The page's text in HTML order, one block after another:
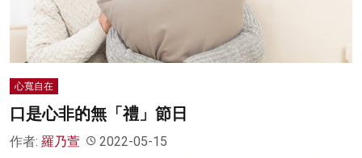
心寬自在
口是心非的無「禮」節日
作者: 羅乃萱 2022-05-15